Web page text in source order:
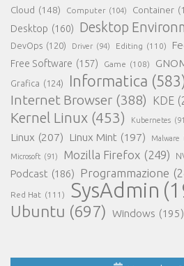
Cloud (148) Computer (104) Container
Desktop (160) Desktop
DevOps (120) Driver (94) Editing (110)
Free Software (157) Game (108)
Grafica (124) Informatica
Internet Browser (388) KDE
Kernel Linux (453) Kubernetes
Linux (207) Linux Mint (197) Malware
Microsoft (91) Mozilla Firefox (249)
Podcast (186) Programmazione
Red Hat (111) SysAdmin
Ubuntu (697) Windows (195)